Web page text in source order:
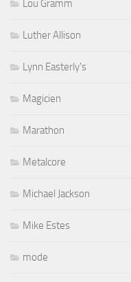
Lou Gramm
Luther Allison
Lynn Easterly's
Magicien
Marathon
Metalcore
Michael Jackson
Mike Estes
mode